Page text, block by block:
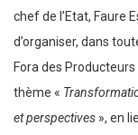
chef de l’Etat, Faure
d’organiser, dans
Fora des
thème «
et perspectives », en